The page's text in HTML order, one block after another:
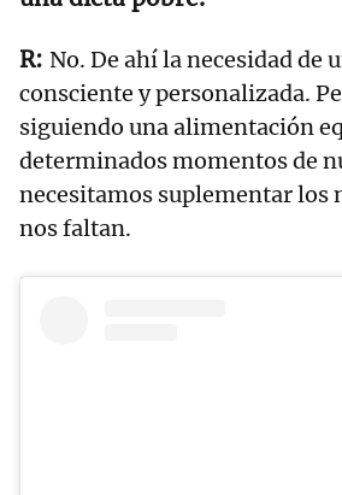
No. De ahí la necesidad de
consciente y personalizada.
siguiendo una alimentación
determinados momentos de
necesitamos suplementar los
nos faltan.